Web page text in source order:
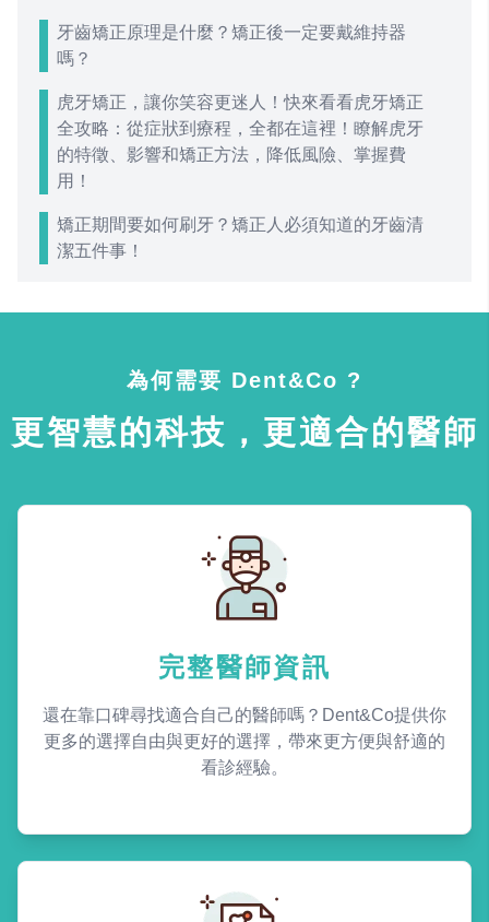
牙齒矯正原理是什麼？矯正後一定要戴維持器
嗎？
虎牙矯正，讓你笑容更迷人！快來看看虎牙矯正
全攻略：從症狀到療程，全都在這裡！瞭解虎牙
的特徵、影響和矯正方法，降低風險、掌握費
用！
矯正期間要如何刷牙？矯正人必須知道的牙齒清
潔五件事！
為何需要 Dent&Co ?
更智慧的科技，更適合的醫師
完整醫師資訊
還在靠口碑尋找適合自己的醫師嗎？Dent&Co提供你
更多的選擇自由與更好的選擇，帶來更方便與舒適的
看診經驗。